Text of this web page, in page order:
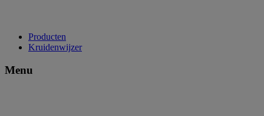
Producten
Kruidenwijzer
Menu